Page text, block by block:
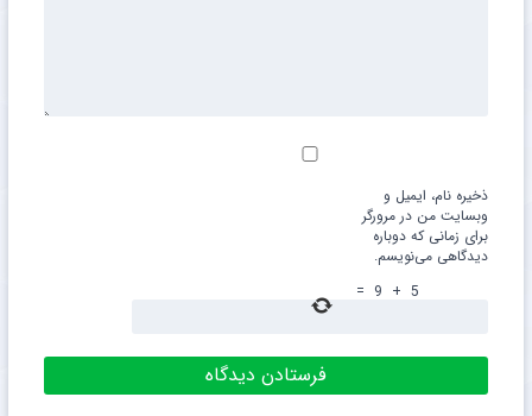
ذخیره نام، ایمیل و
وبسایت من در مرورگر
برای زمانی که دوباره
دیدگاهی می‌نویسم.
5
+
9
=